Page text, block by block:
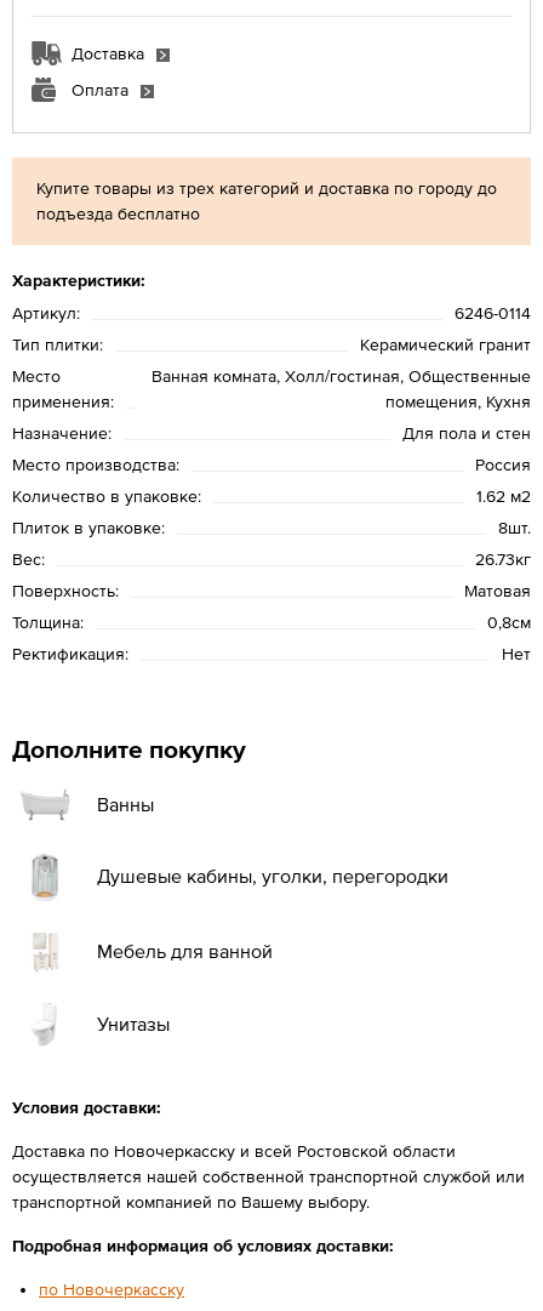
Купите товары из трех категорий и доставка по городу до
подъезда бесплатно
Характеристики:
Артикул:
6246-0114
Тип плитки:
Керамический гранит
Место
применения:
Ванная комната, Холл/гостиная, Общественные
помещения, Кухня
Назначение:
Для пола и стен
Место производства:
Россия
Количество в упаковке:
1.62 м2
Плиток в упаковке:
8шт.
Вес:
26.73кг
Поверхность:
Матовая
Толщина:
0,8см
Ректификация:
Нет
Доставка
Оплата
Дополните покупку
Ванны
Душевые кабины, уголки, перегородки
Мебель для ванной
Унитазы
Условия доставки:
Доставка по Новочеркасску и всей Ростовской области
осуществляется нашей собственной транспортной службой или
транспортной компанией по Вашему выбору.
Подробная информация об условиях доставки:
по Новочеркасску